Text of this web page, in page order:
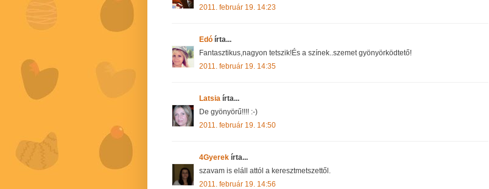
2011. február 19. 14:23
Edó írta...
Fantasztikus,nagyon tetszik!És a színek..szemet gyönyörködtető!
2011. február 19. 14:35
Latsia írta...
De gyönyörű!!!! :-)
2011. február 19. 14:50
4Gyerek írta...
szavam is eláll attól a keresztmetszettől.
2011. február 19. 14:56